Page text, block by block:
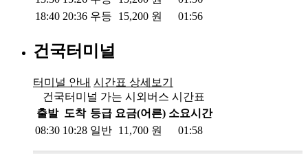
18:40 20:36 우등 15,200 원 01:56
건국터미널
터미널 안내 시간표 상세보기
건국터미널 가는 시외버스 시간표
출발 도착 등급 요금(어른) 소요시간
08:30 10:28 일반 11,700 원 01:58